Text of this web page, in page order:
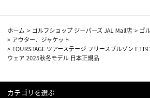
ホーム > ゴルフショップ ジーパーズ JAL Mall店 > ゴ
> アウター、ジャケット
>TOURSTAGE ツアーステージ フリースブルゾン
ウェア 2025秋冬モデル 日本正規品
カテゴリを選ぶ